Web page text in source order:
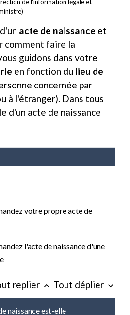
de l'information légale et
acte de naissance et
comment faire la
guidons dans votre
en fonction du lieu de
concernée par
à l'étranger). Dans tous
d'un acte de naissance
votre propre acte de
l'acte de naissance d'une
replier keyboard_arrow_up Tout déplier keyboard_arrow_down
naissance est-elle